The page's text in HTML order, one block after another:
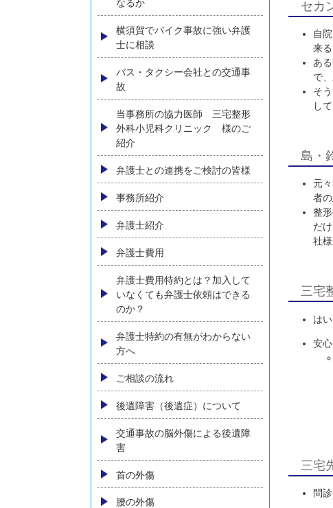
無職や失業者の方の休業損害
交通事故の脳外傷による後遺障
害を弁護士に依頼するメリット
慰謝料・過失割合～
交通事故により顔に傷跡が残っ
た場合、慰謝料など賠償はどう
横須賀でバイク事故に強い弁護
士に相談
バス・タクシー会社との交通事
故
当事務所の協力医師 三宅整形
外科小児科クリニック 様のご
紹介
弁護士との連携をご検討の皆様
事務所紹介
弁護士紹介
弁護士費用
弁護士費用特約とは？加入して
いなくても弁護士依頼はできる
のか？